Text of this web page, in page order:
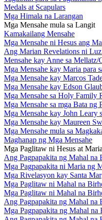
Medals at Scapulars
Mga Himala na Larangan
Mga Mensahe mula sa Langit
Kamakailang Mensahe
Mga Mensahe ni Hesus ang
Ang Marian Revelations ni
Mensahe kay Anne sa Mellatz/
Mga Mensahe kay Maria para
Mga Mensahe kay Marcos
Mga Mensahe kay Edson
Mga Mensahe sa Holy Family
Mga Mensahe sa mga Bata ng
Mga Mensahe kay John Leary
Mga Mensahe kay Maureen
Mga Mensahe mula sa
Maghanap ng Mga Mensahe
Mga Paglitaw ni Hesus at Maria
Ang Pagpapakita ng Mahal na
Mga Pagpapakita ni Maria ng
Mga Rivelasyon kay Santa
Mga Paglitaw ni Mahal na
Mga Paglitaw ni Mahal na
Ang Pagpapakita ng Mahal na
Mga Pagpapakita ng Mahal na